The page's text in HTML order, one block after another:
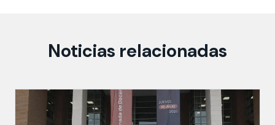
Noticias relacionadas